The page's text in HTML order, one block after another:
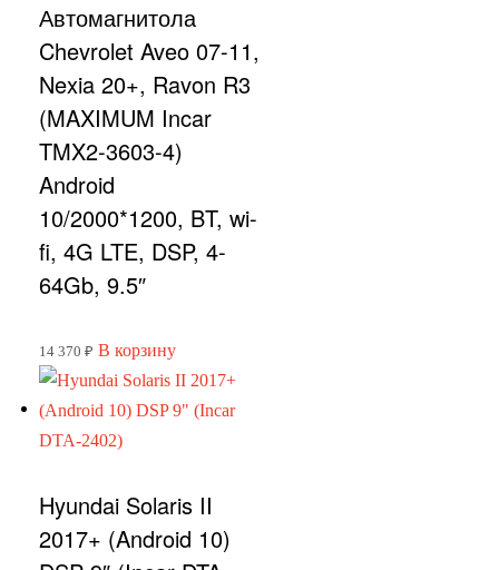
Автомагнитола
Chevrolet Aveo 07-11,
Nexia 20+, Ravon R3
(MAXIMUM Incar
TMX2-3603-4)
Android
10/2000*1200, BT, wi-
fi, 4G LTE, DSP, 4-
64Gb, 9.5″
14 370 ₽ В корзину
Hyundai Solaris II
2017+ (Android 10)